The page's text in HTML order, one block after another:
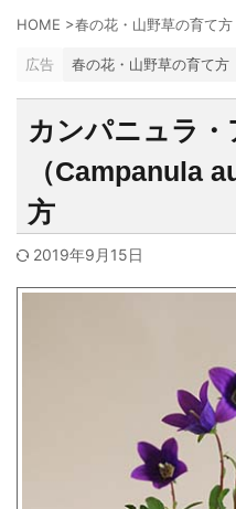
HOME >春の花・山野草の育て方
広告 春の花・山野草の育て方
カンパニュラ
（Campanula
方
2019年9月15日